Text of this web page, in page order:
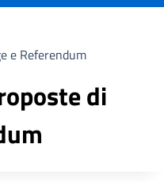
e Referendum
di